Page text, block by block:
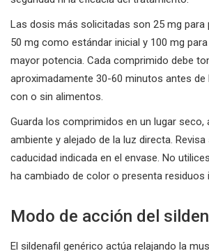
Las dosis más solicitadas son 25 mg para
50 mg como estándar inicial y 100 mg
mayor potencia. Cada comprimido debe
aproximadamente 30-60 minutos antes de
con o sin alimentos.
Guarda los comprimidos en un lugar seco,
ambiente y alejado de la luz directa.
caducidad indicada en el envase. No
ha cambiado de color o presenta residuos
Modo de acción del
El sildenafil genérico actúa relajando la